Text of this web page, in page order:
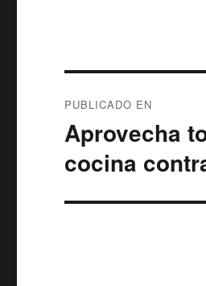
de
entradas
PUBLICADO EN
Aprovecha
cocina